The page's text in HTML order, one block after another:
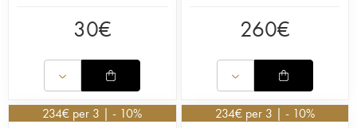
30€ 260€
234€ per 3 | - 10% 234€ per 3 | - 10%